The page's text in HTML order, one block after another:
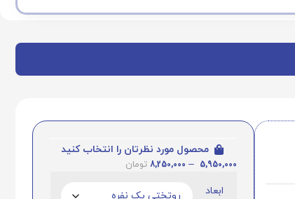
محصول مورد نظرتان را انتخاب کنید
5,950,000
–
8,250,000 تومان
ابعاد